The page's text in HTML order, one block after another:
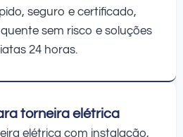
seguro e certificado,
sem risco e soluções
24 horas.
torneira elétrica
elétrica com instalação,